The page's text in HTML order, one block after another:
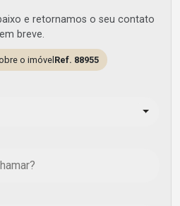
e retornamos o seu contato
em breve.
o imóvel Ref. 88955